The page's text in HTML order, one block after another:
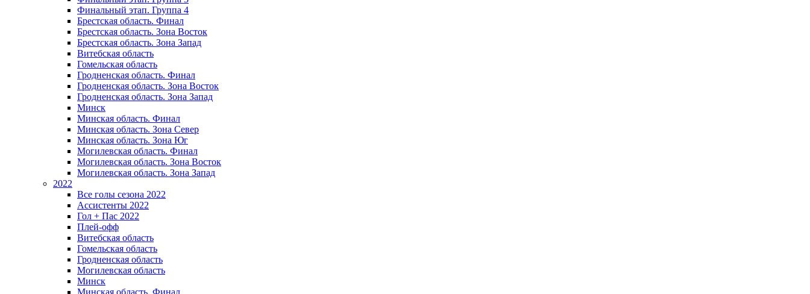
Финальный этап. Группа 4
Брестская область. Финал
Брестская область. Зона Восток
Брестская область. Зона Запад
Витебская область
Гомельская область
Гродненская область. Финал
Гродненская область. Зона Восток
Гродненская область. Зона Запад
Минск
Минская область. Финал
Минская область. Зона Север
Минская область. Зона Юг
Могилевская область. Финал
Могилевская область. Зона Восток
Могилевская область. Зона Запад
2022
Все голы сезона 2022
Ассистенты 2022
Гол + Пас 2022
Плей-офф
Витебская область
Гомельская область
Гродненская область
Могилевская область
Минск
Mинская область. Финал